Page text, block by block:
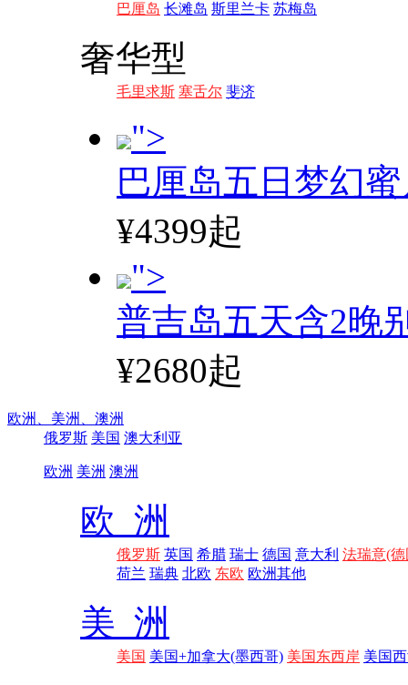
巴厘岛 长滩岛 斯里兰卡 苏梅岛
奢华型
毛里求斯 塞舌尔 斐济
">
巴厘岛五日梦幻
¥4399起
">
普吉岛五天含2晚
¥2680起
欧洲、 美洲、 澳洲
俄罗斯 美国 澳大利亚
欧洲 美洲 澳洲
欧 洲
俄罗斯 英国 希腊 瑞士 德国 意大利 法瑞意(德
荷兰 瑞典 北欧 东欧 欧洲其他
美 洲
美国 美国+加拿大(墨西哥) 美国东西岸 美国